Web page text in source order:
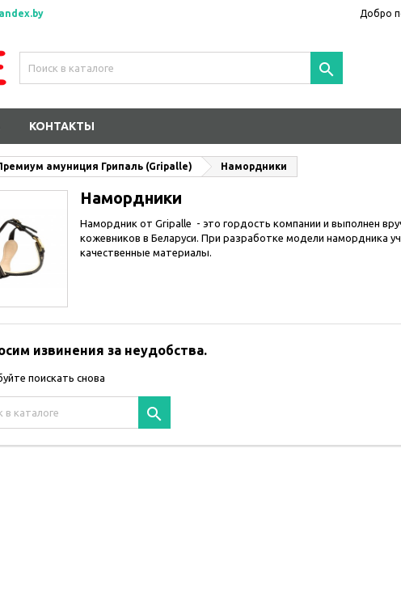
Добро

КОНТАКТЫ
амуниция Грипаль (Gripalle) Намордники
Намордники
Намордник от Gripalle - это гордость компании и выполнен
кожевников в Беларуси. При разработке модели намордника
качественные материалы.
извинения за неудобства.
поискать снова
